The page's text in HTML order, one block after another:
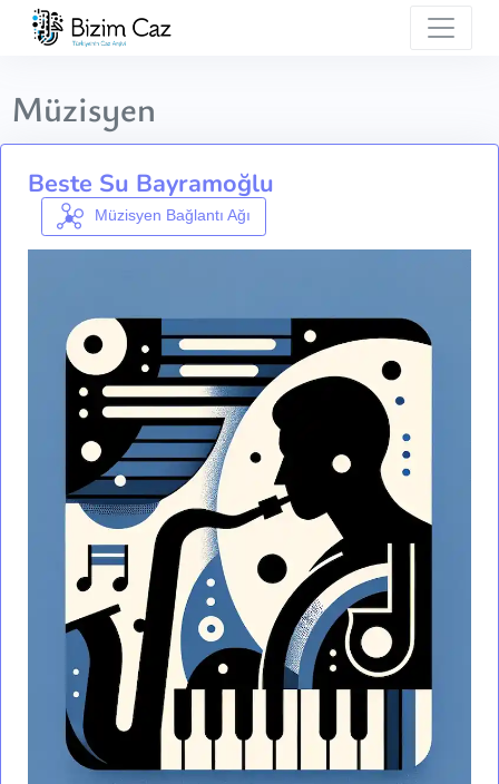
Müzisyen
Beste Su Bayramoğlu
Müzisyen Bağlantı Ağı